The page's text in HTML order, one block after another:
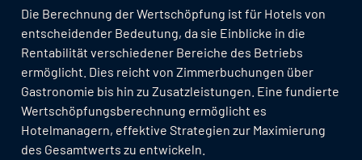
Die Berechnung der Wertschöpfung ist für Hotels von
entscheidender Bedeutung, da sie Einblicke in die
Rentabilität verschiedener Bereiche des Betriebs
ermöglicht. Dies reicht von Zimmerbuchungen über
Gastronomie bis hin zu Zusatzleistungen. Eine fundierte
Wertschöpfungsberechnung ermöglicht es
Hotelmanagern, effektive Strategien zur Maximierung
des Gesamtwerts zu entwickeln.